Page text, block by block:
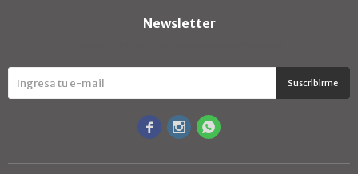
Newsletter
Suscribirme
  